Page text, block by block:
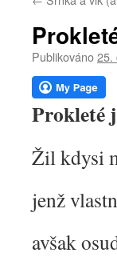
webu
Publikováno25.
Prokleté
Žil kdysi
jenž
avšak